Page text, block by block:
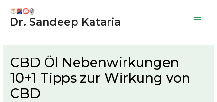
Dr. Sandeep Kataria
CBD Öl Nebenwirkungen
10+1 Tipps zur Wirkung von
CBD